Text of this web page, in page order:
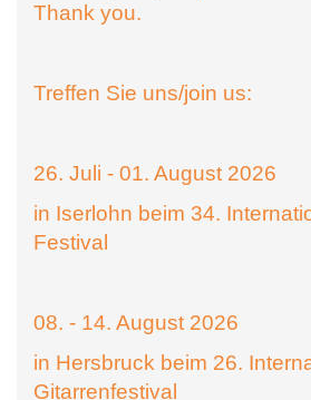
Thank you.
Treffen Sie uns/join us:
26. Juli - 01. August 2026
in Iserlohn beim 34.
Festival
08. - 14. August 2026
in Hersbruck beim 26.
Gitarrenfestival